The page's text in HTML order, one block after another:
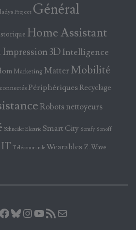
Project Général
Home Assistant
Impression 3DIntelligence
Marketing Matter Mobilité
PériphériquesRecyclage
Robots nettoyeurs
Schneider Electric Smart City Somfy Sonoff
IT Télécommande Wearables Z-Wave
X Facebook
Bluesky
Instagram
YouTube
Flux RSS